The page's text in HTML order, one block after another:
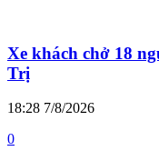
Xe khách chở 18
Trị
18:28 7/8/2026
0